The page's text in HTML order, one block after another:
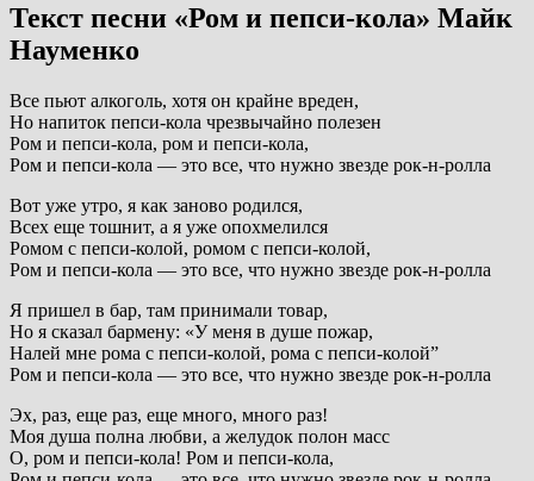
Текст песни «Ром и пепси-кола» Майк
Науменко
Все пьют алкоголь, хотя он крайне вреден,
Но напиток пепси-кола чрезвычайно полезен
Ром и пепси-кола, ром и пепси-кола,
Ром и пепси-кола — это все, что нужно звезде рок-н-ролла
Вот уже утро, я как заново родился,
Всех еще тошнит, а я уже опохмелился
Ромом с пепси-колой, ромом с пепси-колой,
Ром и пепси-кола — это все, что нужно звезде рок-н-ролла
Я пришел в бар, там принимали товар,
Но я сказал бармену: «У меня в душе пожар,
Налей мне рома с пепси-колой, рома с пепси-колой”
Ром и пепси-кола — это все, что нужно звезде рок-н-ролла
Эх, раз, еще раз, еще много, много раз!
Моя душа полна любви, а желудок полон масс
О, ром и пепси-кола! Ром и пепси-кола,